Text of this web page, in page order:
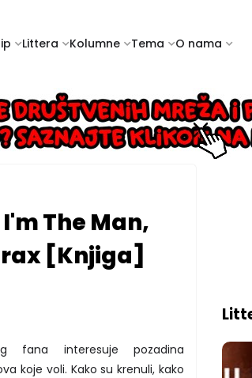
Littera Kolumne Tema O nama
The Man,
[Knjiga]
fana interesuje pozadina
koje voli. Kako su krenuli, kako